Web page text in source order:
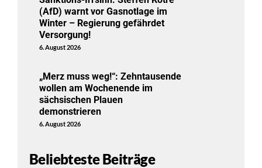
(AfD) warnt vor Gasnotlage im
Winter – Regierung gefährdet
Versorgung!
6. August 2026
„Merz muss weg!“: Zehntausende
wollen am Wochenende im
sächsischen Plauen
demonstrieren
6. August 2026
Beliebteste Beiträge